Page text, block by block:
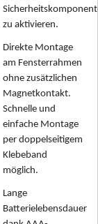
zu aktivieren.
Direkte Montage
am Fensterrahmen
ohne zusätzlichen
Magnetkontakt.
Schnelle und
einfache Montage
per doppelseitigem
Klebeband
möglich.
Lange
Batterielebensdauer